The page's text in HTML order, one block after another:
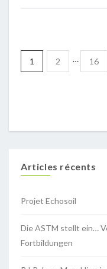
1 2 … 16
Articles récents
Projet Echosoil
Die ASTM stellt ein…
Fortbildungen